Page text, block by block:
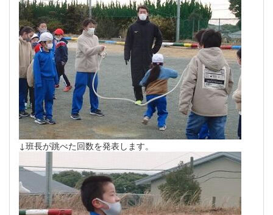
↓班長が跳べた回数を発表します。